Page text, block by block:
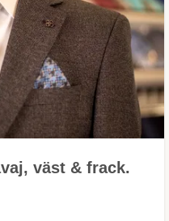
väst & frack.